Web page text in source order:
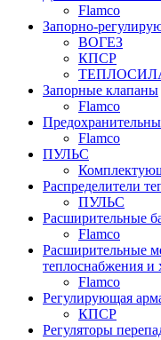
Flamco
Запорно-
ВОГЕЗ
КПСР
Запорные клапаны
Flamco
Flamco
ПУЛЬС
Распределители
ПУЛЬС
Расширительные
Flamco
Расширительные
теплоснабжения и
Flamco
Регулирующая
КПСР
Регуляторы